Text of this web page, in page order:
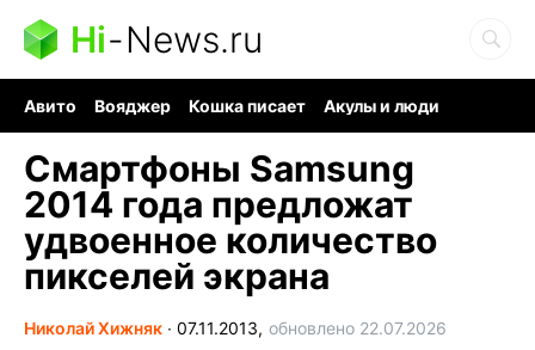
Hi-News.ru
Авито Вояджер Кошка писает
Акулы и люди
Смартфоны Samsung
2014 года предложат
удвоенное количество
пикселей экрана
Николай Хижняк ∙ 07.11.2013, обновлено 22.07.2026